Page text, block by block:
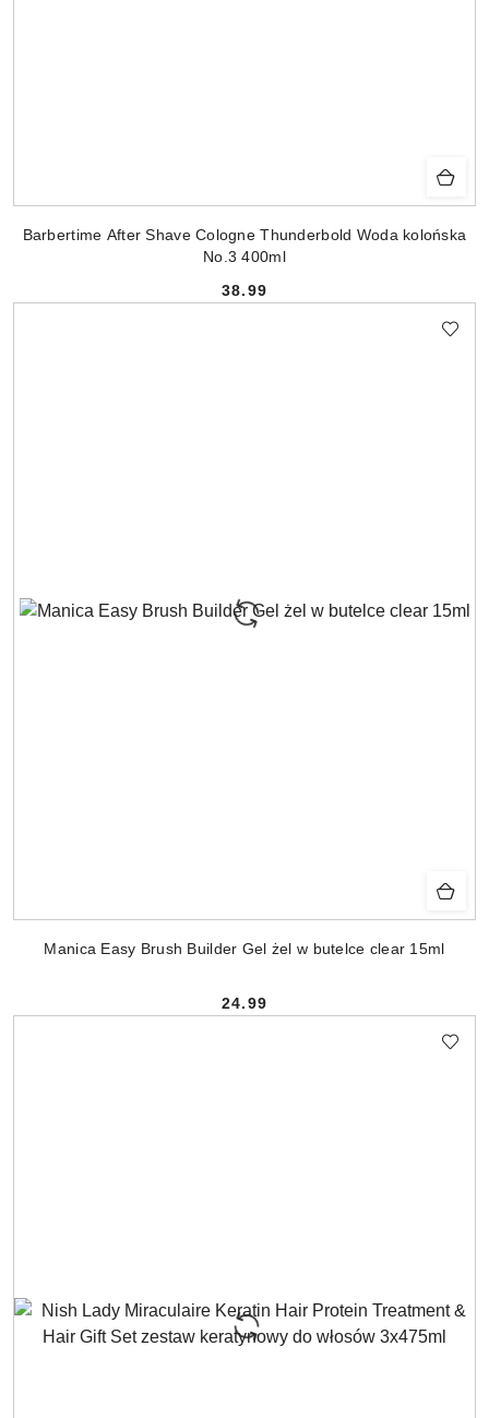
Barbertime After Shave Cologne Thunderbold Woda kolońska
No.3 400ml
Cena:
38.99
Manica Easy Brush Builder Gel żel w butelce clear 15ml
Cena:
24.99